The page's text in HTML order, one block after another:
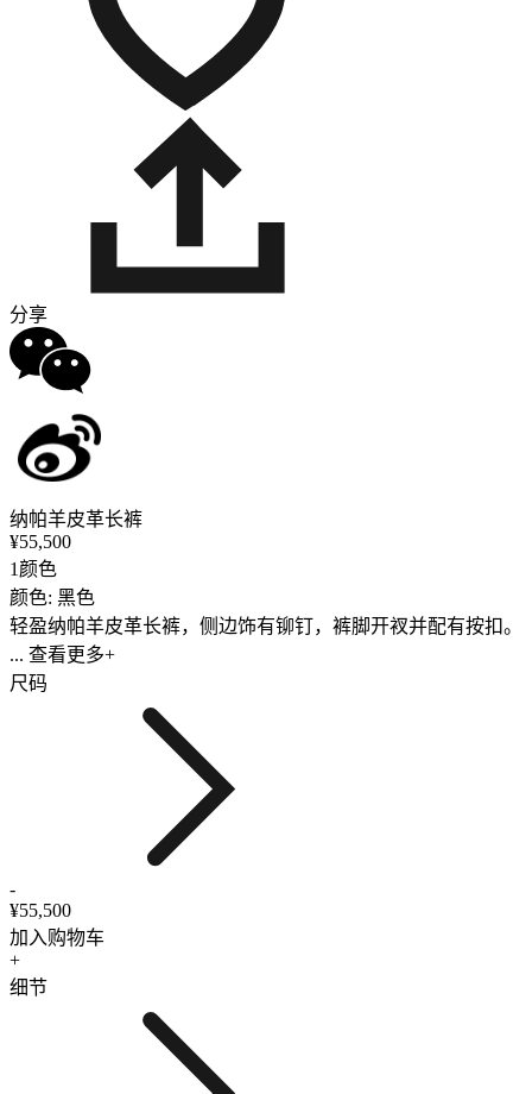
分享
纳帕羊皮革长裤
¥55,500
1颜色
颜色: 黑色
轻盈纳帕羊皮革长裤，侧边饰有铆钉，裤脚开衩并配有按扣。
... 查看更多+
尺码
-
¥55,500
加入购物车
+
细节